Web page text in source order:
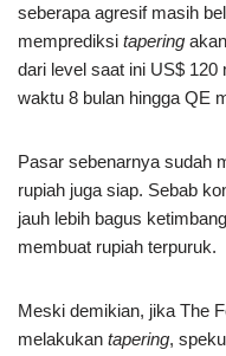
seberapa agresif masih
memprediksi tapering
dari level saat ini US$ 120
waktu 8 bulan hingga QE
Pasar sebenarnya sudah
rupiah juga siap. Sebab
jauh lebih bagus
membuat rupiah terpuruk.
Meski demikian, jika The
melakukan tapering,